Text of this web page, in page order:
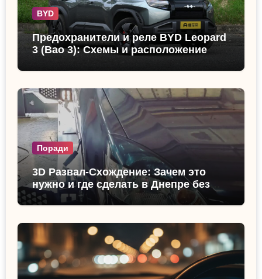
BYD
Предохранители и реле BYD Leopard
3 (Bao 3): Схемы и расположение
Поради
3D Развал-Схождение: Зачем это
нужно и где сделать в Днепре без
очереди?